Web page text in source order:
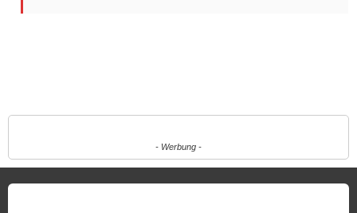
- Werbung -